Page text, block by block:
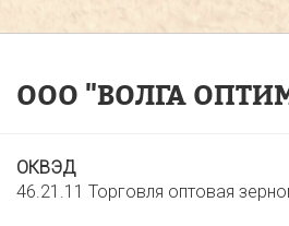
ООО "ВОЛГА
ОКВЭД
46.21.11 Торговля оптовая